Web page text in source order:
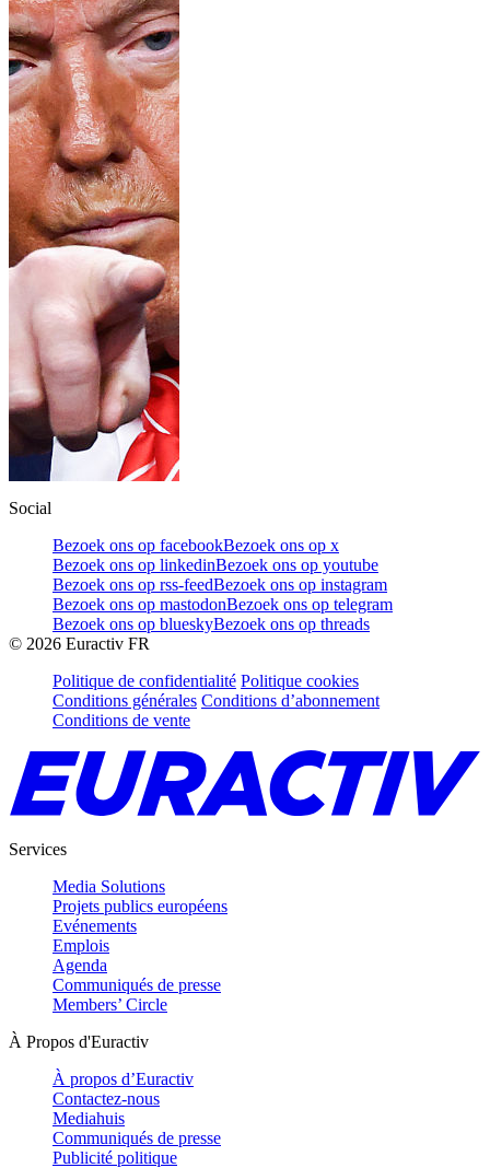
Social
Bezoek ons op facebookBezoek ons op x
Bezoek ons op linkedinBezoek ons op youtube
Bezoek ons op rss-feedBezoek ons op instagram
Bezoek ons op mastodonBezoek ons op telegram
Bezoek ons op blueskyBezoek ons op threads
© 2026 Euractiv FR
Politique de confidentialité Politique cookies
Conditions générales Conditions d’abonnement
Conditions de vente
Services
Media Solutions
Projets publics européens
Evénements
Emplois
Agenda
Communiqués de presse
Members’ Circle
À Propos d'Euractiv
À propos d’Euractiv
Contactez-nous
Mediahuis
Communiqués de presse
Publicité politique